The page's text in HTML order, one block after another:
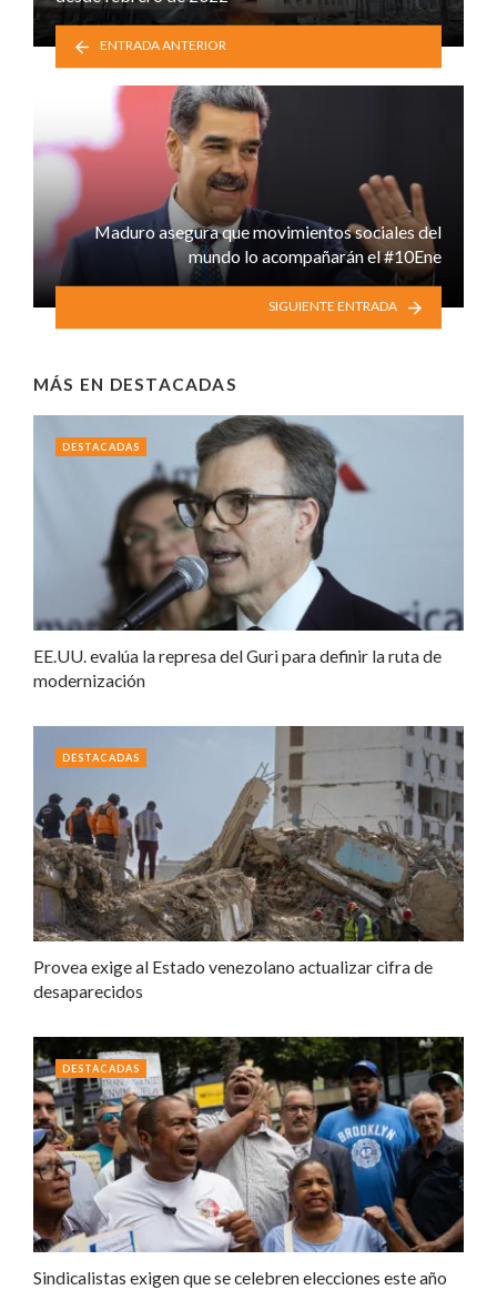
ENTRADA ANTERIOR
Maduro asegura que movimientos sociales del
mundo lo acompañarán el #10Ene
SIGUIENTE ENTRADA
MÁS EN DESTACADAS
EE.UU. evalúa la represa del Guri para definir la ruta de
modernización
DESTACADAS
Provea exige al Estado venezolano actualizar cifra de
desaparecidos
DESTACADAS
Sindicalistas exigen que se celebren elecciones este año
DESTACADAS